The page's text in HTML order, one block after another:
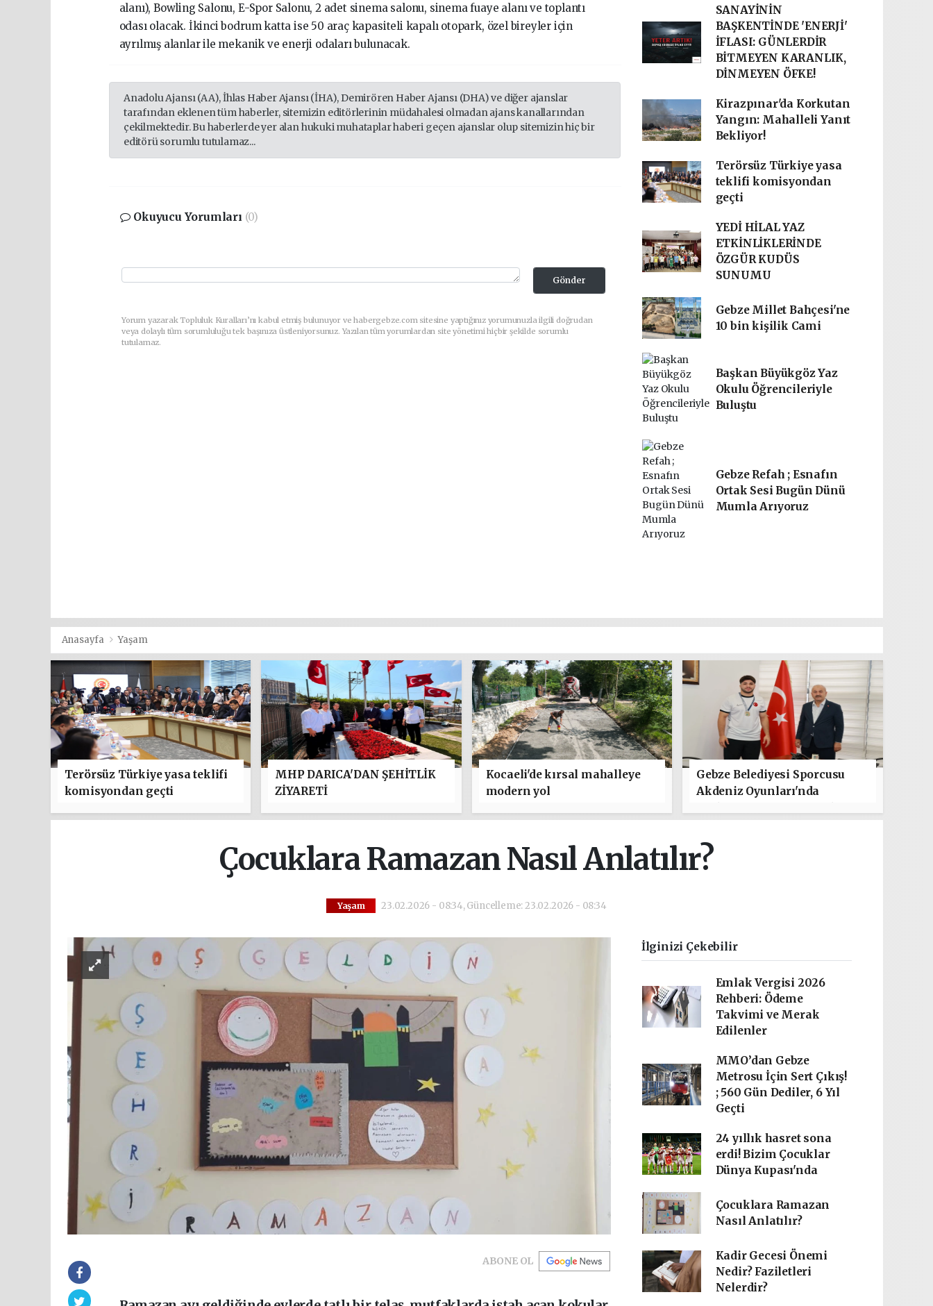
alanı), Bowling Salonu, E-Spor Salonu, 2 adet sinema salonu, sinema fuaye alanı ve toplantı
odası olacak. İkinci bodrum katta ise 50 araç kapasiteli kapalı otopark, özel bireyler için
ayrılmış alanlar ile mekanik ve enerji odaları bulunacak.
Anadolu Ajansı (AA), İhlas Haber Ajansı (İHA), Demirören Haber Ajansı (DHA) ve diğer ajanslar
tarafından eklenen tüm haberler, sitemizin editörlerinin müdahalesi olmadan ajans kanallarından
çekilmektedir. Bu haberlerde yer alan hukuki muhataplar haberi geçen ajanslar olup sitemizin hiç bir
editörü sorumlu tutulamaz...
Okuyucu Yorumları (0)
Gönder
Yorum yazarak Topluluk Kuralları’nı kabul etmiş bulunuyor ve habergebze.com sitesine yaptığınız yorumunuzla ilgili doğrudan
veya dolaylı tüm sorumluluğu tek başınıza üstleniyorsunuz. Yazılan tüm yorumlardan site yönetimi hiçbir şekilde sorumlu
tutulamaz.
SANAYİNİN
BAŞKENTİNDE 'ENERJİ'
İFLASI: GÜNLERDİR
BİTMEYEN KARANLIK,
DİNMEYEN ÖFKE!
Kirazpınar'da Korkutan
Yangın: Mahalleli Yanıt
Bekliyor!
Terörsüz Türkiye yasa
teklifi komisyondan
geçti
YEDİ HİLAL YAZ
ETKİNLİKLERİNDE
ÖZGÜR KUDÜS
SUNUMU
Gebze Millet Bahçesi'ne
10 bin kişilik Cami
Başkan Büyükgöz Yaz
Okulu Öğrencileriyle
Buluştu
Gebze Refah ; Esnafın
Ortak Sesi Bugün Dünü
Mumla Arıyoruz
Anasayfa Yaşam
Terörsüz Türkiye yasa teklifi
komisyondan geçti
MHP DARICA'DAN ŞEHİTLİK
ZİYARETİ
Kocaeli'de kırsal mahalleye
modern yol
Gebze Belediyesi Sporcusu
Akdeniz Oyunları'nda
Çocuklara Ramazan Nasıl Anlatılır?
Yaşam 23.02.2026 - 08:34, Güncelleme: 23.02.2026 - 08:34
ABONE OL
İlginizi Çekebilir
Emlak Vergisi 2026
Rehberi: Ödeme
Takvimi ve Merak
Edilenler
MMO’dan Gebze
Metrosu İçin Sert Çıkış!
; 560 Gün Dediler, 6 Yıl
Geçti
24 yıllık hasret sona
erdi! Bizim Çocuklar
Dünya Kupası'nda
Çocuklara Ramazan
Nasıl Anlatılır?
Kadir Gecesi Önemi
Nedir? Faziletleri
Nelerdir?